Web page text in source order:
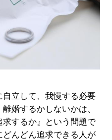
立して、我慢する必要
婚するかしないかは、
求するか』という問題で
んどん追求できる人が